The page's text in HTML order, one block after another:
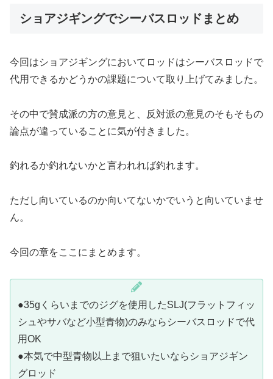
ショアジギングでシーバスロッドまとめ
今回はショアジギングにおいてロッドはシーバスロッドで
代用できるかどうかの課題について取り上げてみました。
その中で賛成派の方の意見と、反対派の意見のそもそもの
論点が違っていることに気が付きました。
釣れるか釣れないかと言われれば釣れます。
ただし向いているのか向いてないかでいうと向いていませ
ん。
今回の章をここにまとめます。
●35gくらいまでのジグを使用したSLJ(フラットフィッ
シュやサバなど小型青物)のみならシーバスロッドで代
用OK
●本気で中型青物以上まで狙いたいならショアジギン
グロッド